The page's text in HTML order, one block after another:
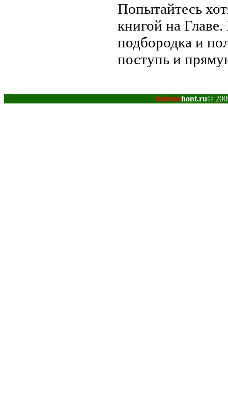
Попытайтесь
книгой на
подбородка и
поступь и
baimenhont.ru©